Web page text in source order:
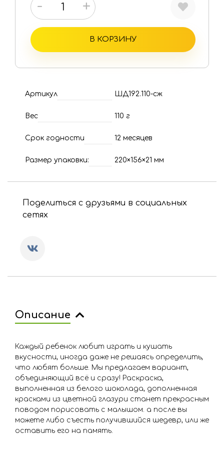
- +
В КОРЗИНУ
Артикул ШД192.110-сж
Вес 110 г
Срок годности 12 месяцев
Размер упаковки: 220×156×21 мм
Поделиться с друзьями в социальных
сетях
Описание
Каждый ребенок любит играть и кушать
вкусности, иногда даже не решаясь определить,
что любят больше. Мы предлагаем вариант,
объединяющий всё и сразу! Раскраска,
выполненная из белого шоколада, дополненная
красками из цветной глазури станет прекрасным
поводом порисовать с малышом. а после вы
можете либо съесть получившийся шедевр, или же
оставить его на память.